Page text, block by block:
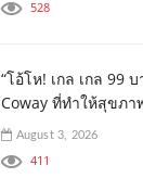
528
“โอ้โห! เกล เกล 99
Coway ที่ทำให้สุขภ
August 3, 2026
411